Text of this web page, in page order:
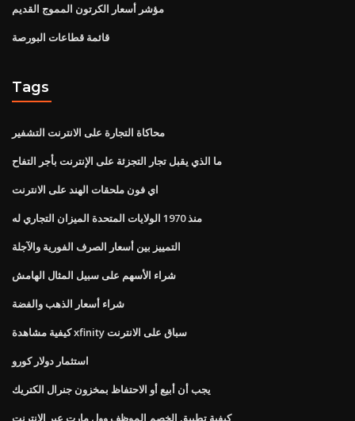
مؤشر أسعار الكرتون المموج القديم
قائمة قطاعات البورصة
Tags
محاكاة التجارة على الانترنت التشفير
ما الذي يقبل تجار التجزئة على الإنترنت بأجر التفاح
اي فون ملحقات الهند على الانترنت
منذ 1970 الولايات المتحدة الميزان التجاري له
التمييز بين أسعار الصرف الفورية والآجلة
شراء الأسهم على سبيل المثال الهامش
شراء أسعار الذهب والفضة
كيفية مشاهدة xfinity سباق على الانترنت
استثمار دولار كورو
يجب أن أبيع أو الاحتفاظ بمخزون جنرال الكتريك
كيفية تطبيق الخصم الموظف وول مارت عبر الإنترنت